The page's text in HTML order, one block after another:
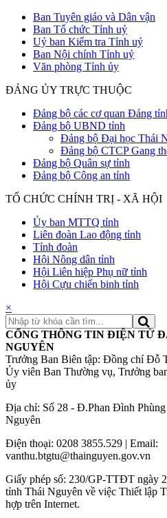
Ban Tuyên giáo và Dân vận
Ban Tổ chức Tỉnh uỷ
Uỷ ban Kiểm tra Tỉnh uỷ
Ban Nội chính Tỉnh uỷ
Văn phòng Tỉnh ủy
ĐẢNG ỦY TRỰC THUỘC
Đảng bộ các cơ quan Đảng
Đảng bộ UBND tỉnh
Đảng bộ Đại học Thái
Đảng bộ CTCP Gang
Đảng bộ Quân sự tỉnh
Đảng bộ Công an tỉnh
TỔ CHỨC CHÍNH TRỊ - XÃ HỘI
Ủy ban MTTQ tỉnh
Liên đoàn Lao động tỉnh
Tỉnh đoàn
Hội Nông dân tỉnh
Hội Liên hiệp Phụ nữ tỉnh
Hội Cựu chiến binh tỉnh
×
CỔNG THÔNG TIN ĐIỆN TỬ
NGUYÊN
Trưởng Ban Biên tập: Đồng chí Đỗ
Ủy viên Ban Thường vụ, Trưởng
ủy
Địa chỉ: Số 28 - Đ.Phan Đình
Nguyên
Điện thoại: 0208 3855.529 | Email:
vanthu.btgtu@thainguyen.gov.vn
Giấy phép số: 230/GP-TTĐT ngày
tỉnh Thái Nguyên về việc Thiết lập
hợp trên Internet.